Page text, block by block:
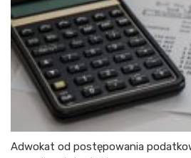
Adwokat od postępowania